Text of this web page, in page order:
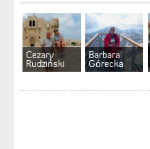
Cezary
Rudziński
Barbara
Górecka